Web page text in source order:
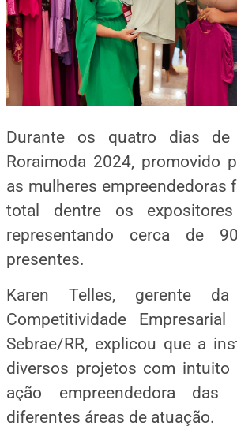
Durante os quatro dias de
Roraimoda 2024, promovido
as mulheres empreendedoras
total dentre os expositores
representando cerca de
presentes.
Karen Telles, gerente
Competitividade Empresarial
Sebrae/RR, explicou que a
diversos projetos com intuito
ação empreendedora das
diferentes áreas de atuação.